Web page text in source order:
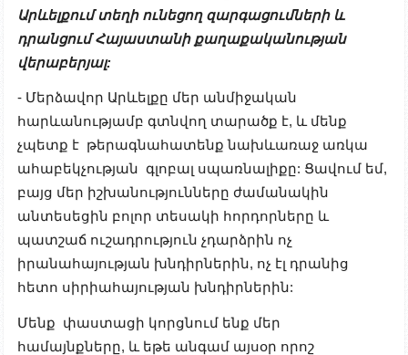
Արևելքում տեղի ունեցող զարգացումների և
դրանցում Հայաստանի քաղաքականության
վերաբերյալ:
- Մերձավոր Արևելքը մեր անմիջական
հարևանությամբ գտնվող տարածք է, և մենք
չպետք է թերագնահատենք նախևառաջ առկա
ահաբեկչության գլոբալ սպառնալիքը: Ցավում եմ,
բայց մեր իշխանությունները ժամանակին
անտեսեցին բոլոր տեսակի հորդորները և
պատշաճ ուշադրություն չդարձրին ոչ
իրանահայության խնդիրներին, ոչ էլ դրանից
հետո սիրիահայության խնդիրներին:
Մենք փաստացի կորցնում ենք մեր
համայնքները, և եթե անգամ այսօր որոշ